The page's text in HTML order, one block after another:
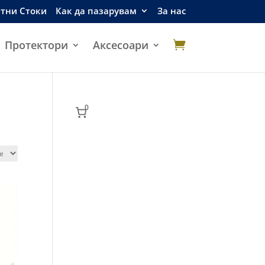
Стоки Как да пазарувам За нас
Протектори Аксесоари 
0